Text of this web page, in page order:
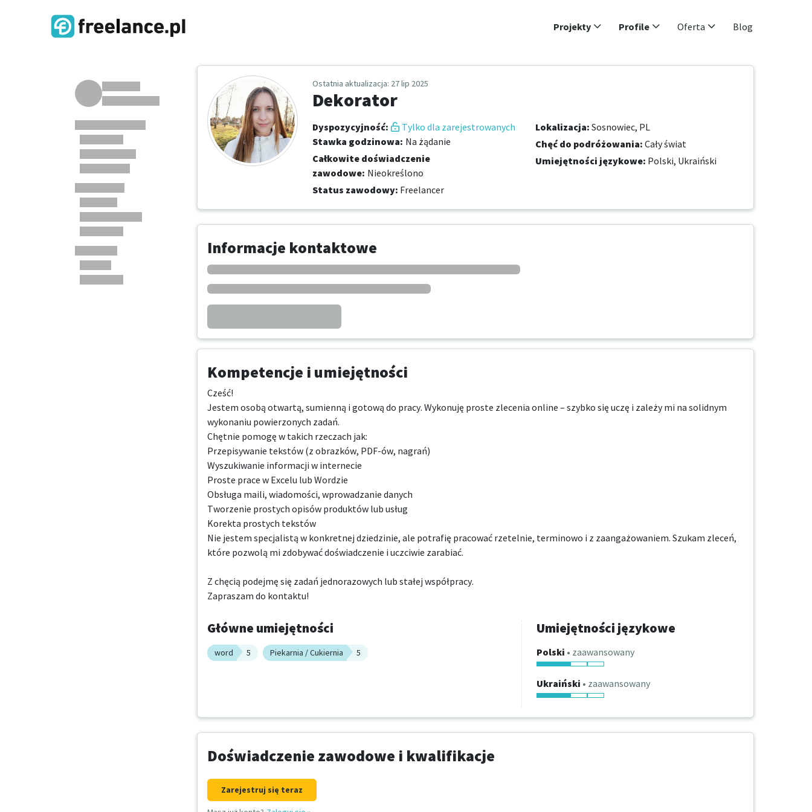
Projekty Profile Oferta Blog
Ostatnia aktualizacja: 27 lip 2025
Dekorator
Dyspozycyjność:
Tylko dla zarejestrowanych
Stawka godzinowa: Na żądanie
Całkowite doświadczenie
zawodowe: Nieokreślono
Status zawodowy: Freelancer
Lokalizacja: Sosnowiec, PL
Chęć do podróżowania: Cały świat
Umiejętności językowe: Polski, Ukraiński
Informacje kontaktowe
Kompetencje i umiejętności
Cześć!
Jestem osobą otwartą, sumienną i gotową do pracy. Wykonuję proste zlecenia online – szybko się uczę i zależy mi na solidnym
wykonaniu powierzonych zadań.
Chętnie pomogę w takich rzeczach jak:
Przepisywanie tekstów (z obrazków, PDF-ów, nagrań)
Wyszukiwanie informacji w internecie
Proste prace w Excelu lub Wordzie
Obsługa maili, wiadomości, wprowadzanie danych
Tworzenie prostych opisów produktów lub usług
Korekta prostych tekstów
Nie jestem specjalistą w konkretnej dziedzinie, ale potrafię pracować rzetelnie, terminowo i z zaangażowaniem. Szukam zleceń,
które pozwolą mi zdobywać doświadczenie i uczciwie zarabiać.
Z chęcią podejmę się zadań jednorazowych lub stałej współpracy.
Zapraszam do kontaktu!
Główne umiejętności
word 5 Piekarnia / Cukiernia 5
Umiejętności językowe
Polski • zaawansowany
Ukraiński • zaawansowany
Doświadczenie zawodowe i kwalifikacje
Zarejestruj się teraz